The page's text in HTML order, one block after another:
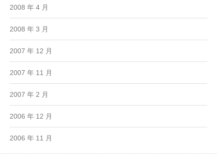
2008 年 4 月
2008 年 3 月
2007 年 12 月
2007 年 11 月
2007 年 2 月
2006 年 12 月
2006 年 11 月